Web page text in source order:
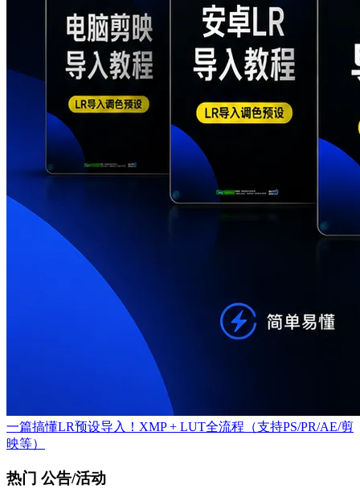
一篇搞懂LR预设导入！XMP + LUT全流程（支持PS/PR/AE/剪
映等）
热门 公告/活动